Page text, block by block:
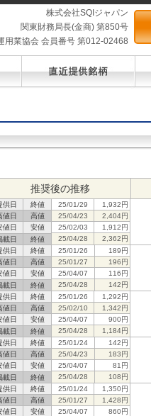
株式会社SQIジャパン
関東財務局長(金商) 第850号
用業協会 会員番号 第012-02468
推奨後の推移
供日 終値 25/01/29
1,932円
値日
高値 25/04/23
2,404円
値日
安値 25/02/03
1,912円
載日
終値 25/04/28 2,362円
供日 終値 25/01/26
189円
値日
高値 25/01/27
196円
値日
安値 25/04/07
116円
載日
終値 25/04/28 142円
供日 終値 25/01/26
1,292円
値日
高値 25/02/10
1,342円
値日
安値 25/04/07
900円
載日
終値 25/04/28 1,184円
供日 終値 25/01/24
142円
値日
高値 25/04/23
183円
値日
安値 25/04/07
81円
載日
終値 25/04/28 108円
供日 終値 25/01/24
1,350円
値日
高値 25/01/27
1,428円
値日
安値 25/04/07
860円